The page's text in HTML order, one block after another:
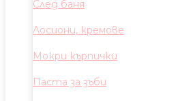
След баня
Лосиони, кремове
Мокри кърпички
Паста за зъби